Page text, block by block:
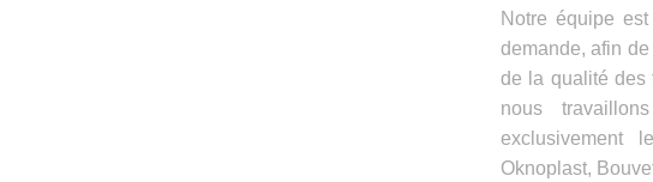
Notre équipe
demande, afin
de la qualité des
nous
exclusivement
Oknoplast,